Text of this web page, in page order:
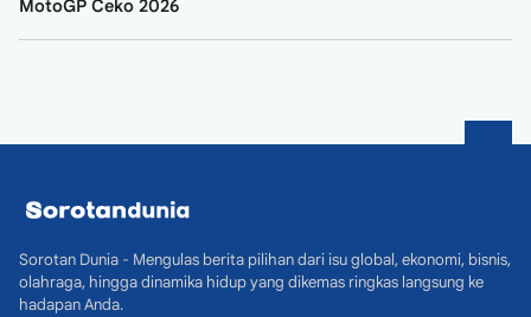
MotoGP Ceko 2026
Sorotan Dunia - Mengulas berita pilihan dari isu global, ekonomi, bisnis,
olahraga, hingga dinamika hidup yang dikemas ringkas langsung ke
hadapan Anda.